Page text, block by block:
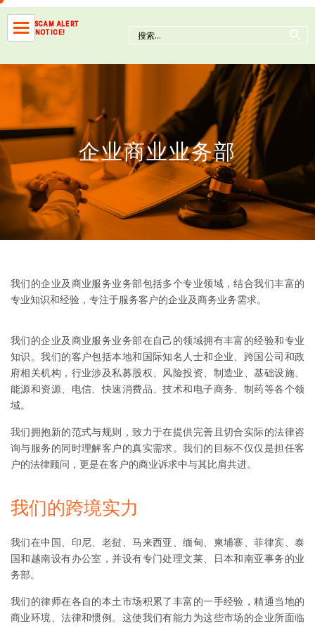
Skip
content
SCAM ALERT
NOTICE!
Search
for:
Search Button
企业商业业务部
我们的企业及商业服务业务部包括多个专业领域，结合我们丰富的
专业知识和经验，专注于服务客户的企业及商务业务需求。
我们的企业及商业服务业务部在自己的领域拥有丰富的经验和专业
知识。我们的客户包括本地和国际知名人士和企业、跨国公司和政
府相关机构，行业涉及私募股权、风险投资、制造业、基础设施、
能源和资源、电信、快速消费品、技术和电子商务、制药等各个领
域。
我们拥抱新的范式与规则，致力于在提供完善且切合实际的法律咨
询与服务的同时理解客户的真实需求。我们的目标不仅仅是担任客
户的法律顾问，更是在客户的商业诉求中与其比肩共进。
我们的跨境实力
我们在中国、印尼、老挝、马来西亚、缅甸、柬埔寨、菲律宾、泰
国和越南设有办公室，并设有专门处理文莱、日本和南亚事务的业
务部。
我们的律师在各自的本土市场积累了丰富的一手经验，精通当地的
商业环境、法律和惯例。这使我们有能力为这些市场的企业所面临